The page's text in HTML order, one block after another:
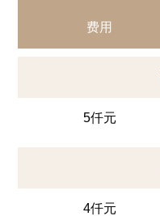
费用
5仟元
4仟元